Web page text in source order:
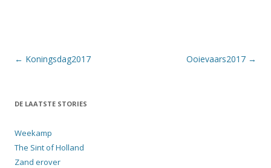
Berichtnavigatie
← Koningsdag2017 Ooievaars2017 →
DE LAATSTE STORIES
Weekamp
The Sint of Holland
Zand erover